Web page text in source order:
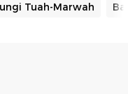
Tuah-Marwah